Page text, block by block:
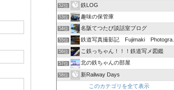
52位 鉄LOG
53位 趣味の保管庫
54位 名阪てつたび談話室ブログ
55位 鉄道写真撮影記 Fujimaki Photographic
56位 こ鉄っちゃん！！！鉄道写メ図鑑
57位 北の鉄ちゃんの部屋
58位
新Railway Days
このカテゴリを全て表示